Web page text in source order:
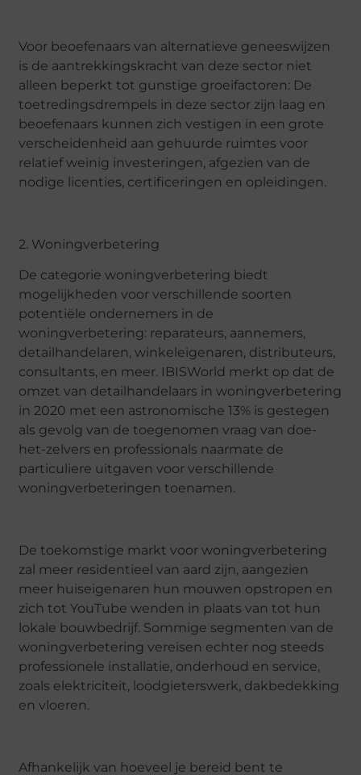
Voor beoefenaars van alternatieve geneeswijzen
is de aantrekkingskracht van deze sector niet
alleen beperkt tot gunstige groeifactoren: De
toetredingsdrempels in deze sector zijn laag en
beoefenaars kunnen zich vestigen in een grote
verscheidenheid aan gehuurde ruimtes voor
relatief weinig investeringen, afgezien van de
nodige licenties, certificeringen en opleidingen.
2. Woningverbetering
De categorie woningverbetering biedt
mogelijkheden voor verschillende soorten
potentiële ondernemers in de
woningverbetering: reparateurs, aannemers,
detailhandelaren, winkeleigenaren, distributeurs,
consultants, en meer. IBISWorld merkt op dat de
omzet van detailhandelaars in woningverbetering
in 2020 met een astronomische 13% is gestegen
als gevolg van de toegenomen vraag van doe-
het-zelvers en professionals naarmate de
particuliere uitgaven voor verschillende
woningverbeteringen toenamen.
De toekomstige markt voor woningverbetering
zal meer residentieel van aard zijn, aangezien
meer huiseigenaren hun mouwen opstropen en
zich tot YouTube wenden in plaats van tot hun
lokale bouwbedrijf. Sommige segmenten van de
woningverbetering vereisen echter nog steeds
professionele installatie, onderhoud en service,
zoals elektriciteit, loodgieterswerk, dakbedekking
en vloeren.
Afhankelijk van hoeveel je bereid bent te